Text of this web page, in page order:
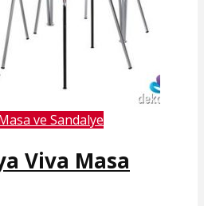
ve Sandalye
Viva Masa